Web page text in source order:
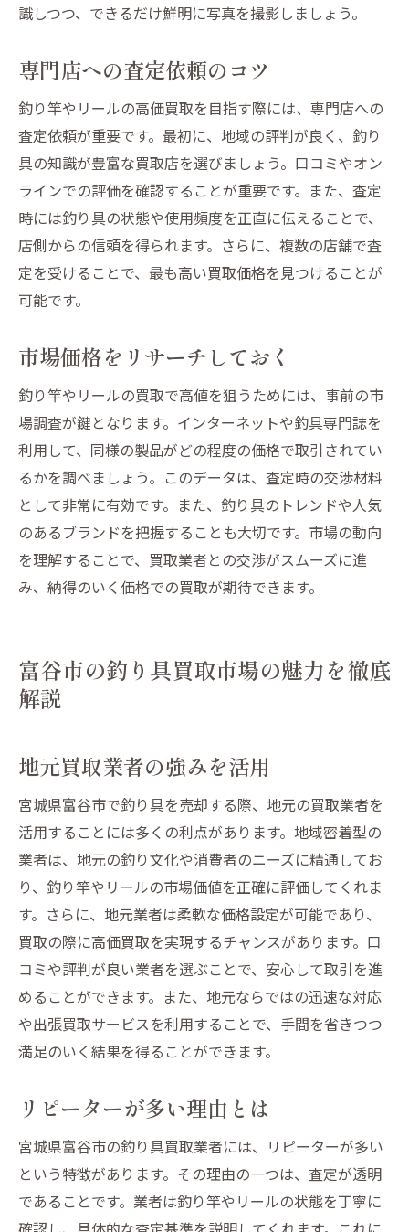
識しつつ、できるだけ鮮明に写真を撮影しましょう。
専門店への査定依頼のコツ
釣り竿やリールの高価買取を目指す際には、専門店への
査定依頼が重要です。最初に、地域の評判が良く、釣り
具の知識が豊富な買取店を選びましょう。口コミやオン
ラインでの評価を確認することが重要です。また、査定
時には釣り具の状態や使用頻度を正直に伝えることで、
店側からの信頼を得られます。さらに、複数の店舗で査
定を受けることで、最も高い買取価格を見つけることが
可能です。
市場価格をリサーチしておく
釣り竿やリールの買取で高値を狙うためには、事前の市
場調査が鍵となります。インターネットや釣具専門誌を
利用して、同様の製品がどの程度の価格で取引されてい
るかを調べましょう。このデータは、査定時の交渉材料
として非常に有効です。また、釣り具のトレンドや人気
のあるブランドを把握することも大切です。市場の動向
を理解することで、買取業者との交渉がスムーズに進
み、納得のいく価格での買取が期待できます。
富谷市の釣り具買取市場の魅力を徹底
解説
地元買取業者の強みを活用
宮城県富谷市で釣り具を売却する際、地元の買取業者を
活用することには多くの利点があります。地域密着型の
業者は、地元の釣り文化や消費者のニーズに精通してお
り、釣り竿やリールの市場価値を正確に評価してくれま
す。さらに、地元業者は柔軟な価格設定が可能であり、
買取の際に高価買取を実現するチャンスがあります。口
コミや評判が良い業者を選ぶことで、安心して取引を進
めることができます。また、地元ならではの迅速な対応
や出張買取サービスを利用することで、手間を省きつつ
満足のいく結果を得ることができます。
リピーターが多い理由とは
宮城県富谷市の釣り具買取業者には、リピーターが多い
という特徴があります。その理由の一つは、査定が透明
であることです。業者は釣り竿やリールの状態を丁寧に